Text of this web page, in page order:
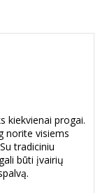
kiekvienai progai.
norite visiems
tradiciniu
būti įvairių